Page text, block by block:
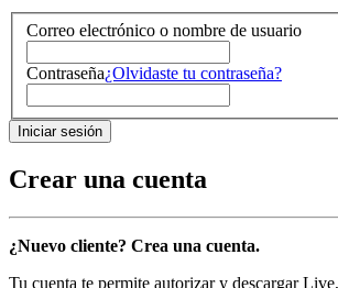
Correo electrónico o nombre de usuario
Contraseña¿Olvidaste tu contraseña?
Crear una cuenta
¿Nuevo cliente? Crea una cuenta.
Tu cuenta te permite autorizar y descargar